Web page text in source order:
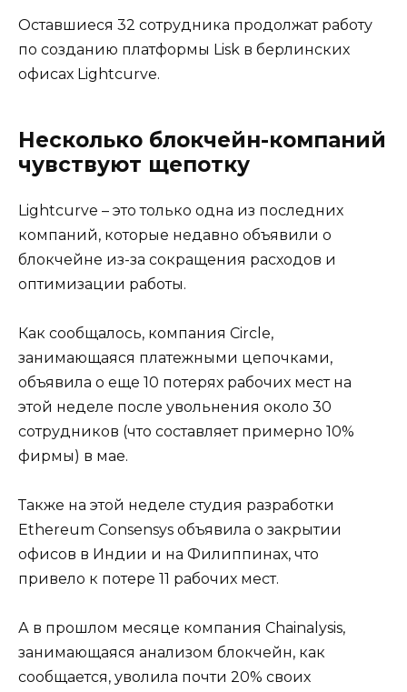
Оставшиеся 32 сотрудника продолжат работу
по созданию платформы Lisk в берлинских
офисах Lightcurve.
Несколько блокчейн-компаний
чувствуют щепотку
Lightcurve – это только одна из последних
компаний, которые недавно объявили о
блокчейне из-за сокращения расходов и
оптимизации работы.
Как сообщалось, компания Circle,
занимающаяся платежными цепочками,
объявила о еще 10 потерях рабочих мест на
этой неделе после увольнения около 30
сотрудников (что составляет примерно 10%
фирмы) в мае.
Также на этой неделе студия разработки
Ethereum Consensys объявила о закрытии
офисов в Индии и на Филиппинах, что
привело к потере 11 рабочих мест.
А в прошлом месяце компания Chainalysis,
занимающаяся анализом блокчейн, как
сообщается, уволила почти 20% своих